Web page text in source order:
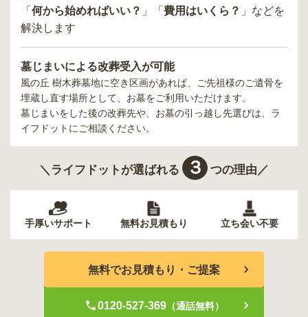
「 何から始めればいい？ 」「 費用はいくら？ 」などを
解決します
墓じまいによる改葬受入が可能
風の丘 樹木葬墓地に空き区画があれば、ご先祖様のご遺骨を
埋蔵し直す場所として、お墓をご利用いただけます。
墓じまいをした後の改葬先や、お墓の引っ越し先選びは、ラ
イフドットにご相談ください。
＼ライフドットが選ばれる ３ つの理由／
手厚いサポート 無料お見積もり 立ち会い不要
無料でお見積もり・ご提案
0120-527-369（通話無料）